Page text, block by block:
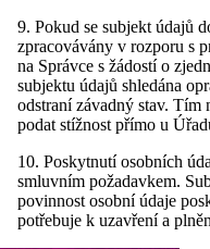
9. Pokud se subjekt údajů
zpracovávány v rozporu s
na Správce s žádostí o
subjektu údajů shledána
odstraní závadný stav. Tím
podat stížnost přímo u
10. Poskytnutí osobních
smluvním požadavkem.
povinnost osobní údaje
potřebuje k uzavření a